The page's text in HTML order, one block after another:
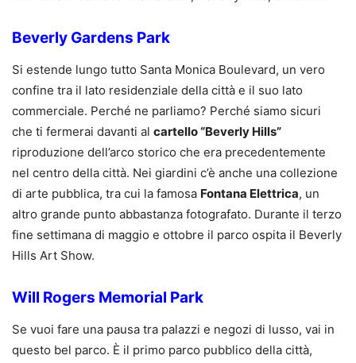
Beverly Gardens Park
Si estende lungo tutto Santa Monica Boulevard, un vero
confine tra il lato residenziale della città e il suo lato
commerciale. Perché ne parliamo? Perché siamo sicuri
che ti fermerai davanti al cartello “Beverly Hills”
riproduzione dell’arco storico che era precedentemente
nel centro della città. Nei giardini c’è anche una collezione
di arte pubblica, tra cui la famosa Fontana Elettrica, un
altro grande punto abbastanza fotografato. Durante il terzo
fine settimana di maggio e ottobre il parco ospita il Beverly
Hills Art Show.
Will Rogers Memorial Park
Se vuoi fare una pausa tra palazzi e negozi di lusso, vai in
questo bel parco. È il primo parco pubblico della città,